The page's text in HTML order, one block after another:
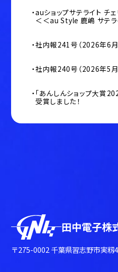
auショップサテライト
＜＜au Style 鹿嶋 サテラ
社内報241号（2026年6
社内報240号（2026年5
「あんしんショップ大賞
受賞しました！
田中電子株
〒275-0002 千葉県習志野市実籾